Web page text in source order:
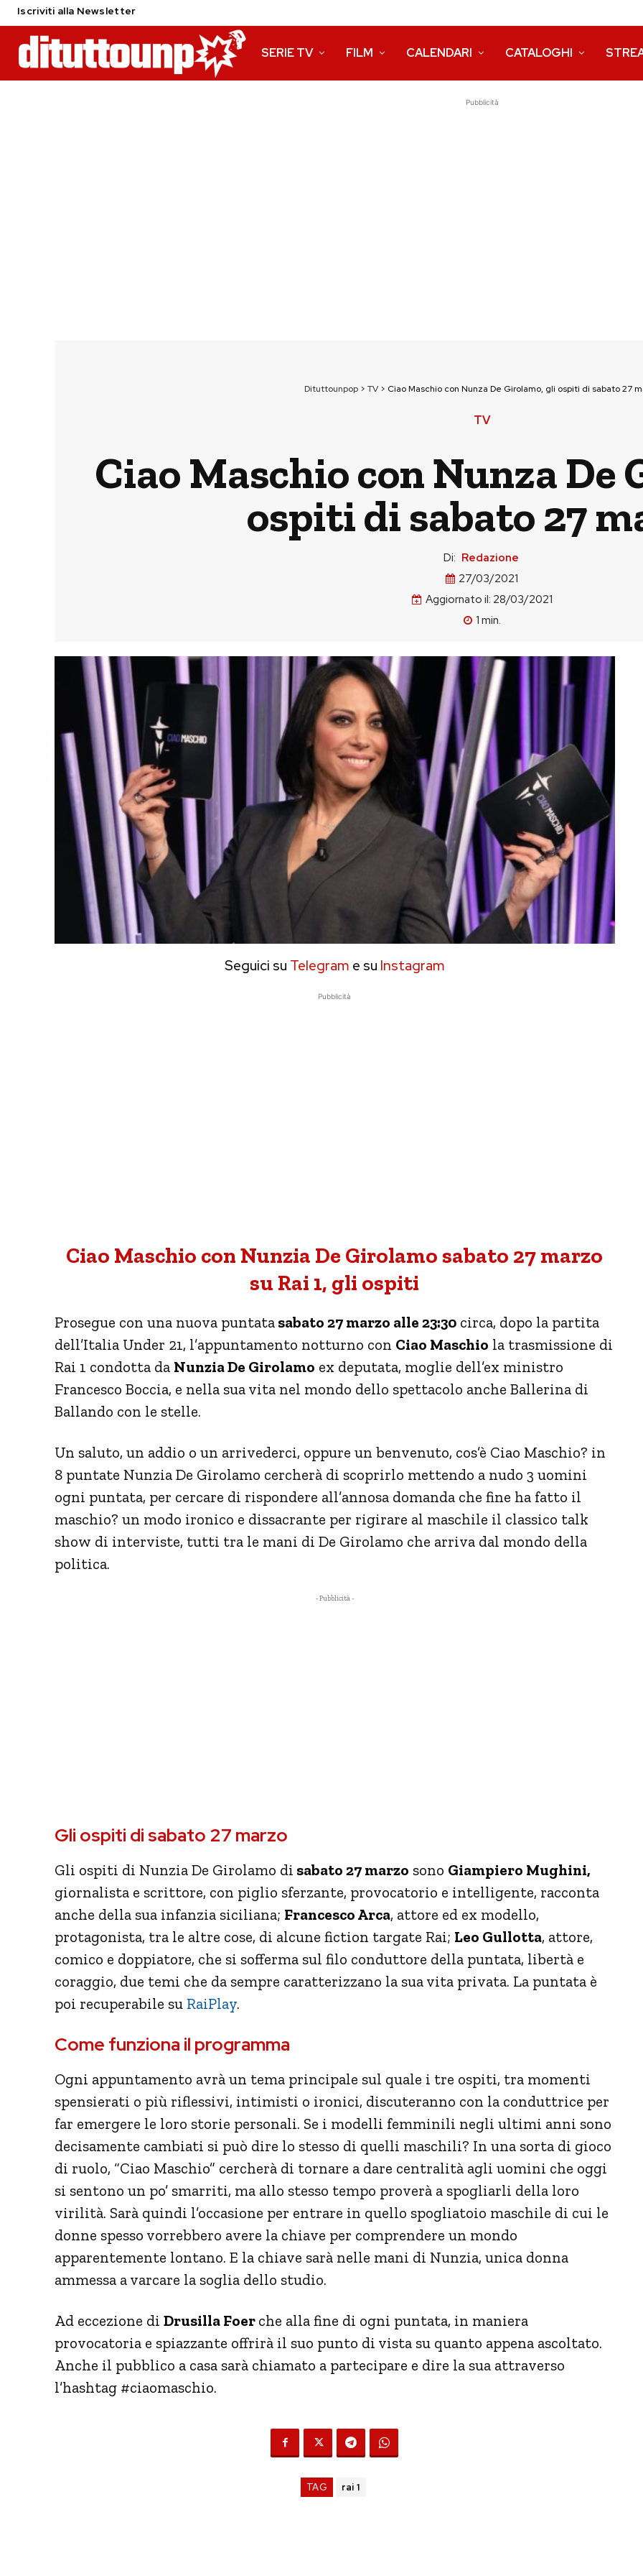
Iscriviti alla Newsletter
SERIE TV FILM CALENDARI CATALOGHI
Pubblicità
Dituttounpop> TV> Ciao Maschio con Nunza De Girolamo, gli ospiti di sabato 27
TV
Ciao Maschio con Nunza De
ospiti di sabato 27
Di: Redazione
27/03/2021
Aggiornato il: 28/03/2021
1 min.
Seguici su Telegram e su Instagram
Pubblicità
Ciao Maschio con Nunzia De Girolamo sabato 27 marzo
su Rai 1, gli ospiti
Prosegue con una nuova puntata sabato 27 marzo alle 23:30 circa, dopo la partita
dell’Italia Under 21, l’appuntamento notturno con Ciao Maschio la trasmissione di
Rai 1 condotta da Nunzia De Girolamo ex deputata, moglie dell’ex ministro
Francesco Boccia, e nella sua vita nel mondo dello spettacolo anche Ballerina di
Ballando con le stelle.
Un saluto, un addio o un arrivederci, oppure un benvenuto, cos’è Ciao Maschio? in
8 puntate Nunzia De Girolamo cercherà di scoprirlo mettendo a nudo 3 uomini
ogni puntata, per cercare di rispondere all’annosa domanda che fine ha fatto il
maschio? un modo ironico e dissacrante per rigirare al maschile il classico talk
show di interviste, tutti tra le mani di De Girolamo che arriva dal mondo della
politica.
- Pubblicità -
Gli ospiti di sabato 27 marzo
Gli ospiti di Nunzia De Girolamo di sabato 27 marzo sono Giampiero Mughini,
giornalista e scrittore, con piglio sferzante, provocatorio e intelligente, racconta
anche della sua infanzia siciliana; Francesco Arca, attore ed ex modello,
protagonista, tra le altre cose, di alcune fiction targate Rai; Leo Gullotta, attore,
comico e doppiatore, che si sofferma sul filo conduttore della puntata, libertà e
coraggio, due temi che da sempre caratterizzano la sua vita privata. La puntata è
poi recuperabile su RaiPlay.
Come funziona il programma
Ogni appuntamento avrà un tema principale sul quale i tre ospiti, tra momenti
spensierati o più riflessivi, intimisti o ironici, discuteranno con la conduttrice per
far emergere le loro storie personali. Se i modelli femminili negli ultimi anni sono
decisamente cambiati si può dire lo stesso di quelli maschili? In una sorta di gioco
di ruolo, “Ciao Maschio” cercherà di tornare a dare centralità agli uomini che oggi
si sentono un po’ smarriti, ma allo stesso tempo proverà a spogliarli della loro
virilità. Sarà quindi l’occasione per entrare in quello spogliatoio maschile di cui le
donne spesso vorrebbero avere la chiave per comprendere un mondo
apparentemente lontano. E la chiave sarà nelle mani di Nunzia, unica donna
ammessa a varcare la soglia dello studio.
Ad eccezione di Drusilla Foer che alla fine di ogni puntata, in maniera
provocatoria e spiazzante offrirà il suo punto di vista su quanto appena ascoltato.
Anche il pubblico a casa sarà chiamato a partecipare e dire la sua attraverso
l’hashtag #ciaomaschio.
TAG rai 1